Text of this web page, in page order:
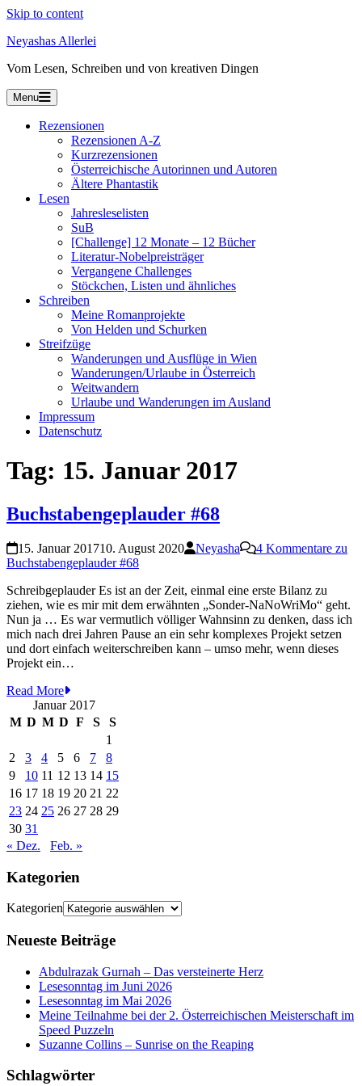
Skip to content
Neyashas Allerlei
Vom Lesen, Schreiben und von kreativen Dingen
Menu
Rezensionen
Rezensionen A-Z
Kurzrezensionen
Österreichische Autorinnen und Autoren
Ältere Phantastik
Lesen
Jahresleselisten
SuB
[Challenge] 12 Monate – 12 Bücher
Literatur-Nobelpreisträger
Vergangene Challenges
Stöckchen, Listen und ähnliches
Schreiben
Meine Romanprojekte
Von Helden und Schurken
Streifzüge
Wanderungen und Ausflüge in Wien
Wanderungen/Urlaube in Österreich
Weitwandern
Urlaube und Wanderungen im Ausland
Impressum
Datenschutz
Tag: 15. Januar 2017
Buchstabengeplauder #68
15. Januar 201710. August 2020 Neyasha 4 Kommentare zu
Buchstabengeplauder #68
Schreibgeplauder Es ist an der Zeit, einmal eine erste Bilanz zu
ziehen, wie es mir mit dem erwähnten „Sonder-NaNoWriMo“ geht.
Nun ja … Es war vermutlich völliger Wahnsinn zu denken, dass ich
mich nach drei Jahren Pause an ein sehr komplexes Projekt setzen
und dort einfach weiterschreiben kann – umso mehr, wenn dieses
Projekt ein…
Read More
Januar 2017
M D M D F S
S
1
2
3 4 5 6 7
8
9
10 11 12 13 14 15
16 17 18 19 20 21 22
23 24 25 26 27 28 29
30 31
« Dez.
Feb. »
Kategorien
Kategorien
Neueste Beiträge
Abdulrazak Gurnah – Das versteinerte Herz
Lesesonntag im Juni 2026
Lesesonntag im Mai 2026
Meine Teilnahme bei der 2. Österreichischen Meisterschaft im
Speed Puzzeln
Suzanne Collins – Sunrise on the Reaping
Schlagwörter